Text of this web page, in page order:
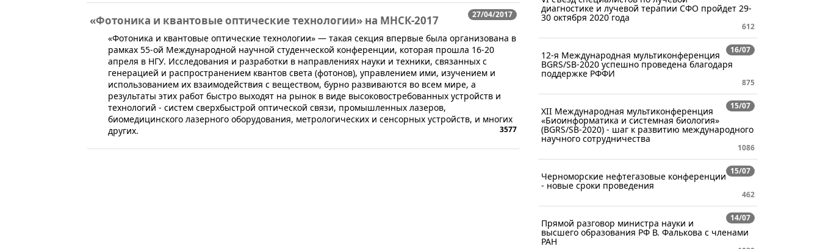
27/04/2017
«Фотоника и квантовые оптические технологии» на МНСК-2017
«Фотоника и квантовые оптические технологии» — такая секция впервые была организована в
рамках 55-ой Международной научной студенческой конференции, которая прошла 16-20
апреля в НГУ. Исследования и разработки в направлениях науки и техники, связанных с
генерацией и распространением квантов света (фотонов), управлением ими, изучением и
использованием их взаимодействия с веществом, бурно развиваются во всем мире, а
результаты этих работ быстро выходят на рынок в виде высоковостребованных устройств и
технологий - систем сверхбыстрой оптической связи, промышленных лазеров,
биомедицинского лазерного оборудования, метрологических и сенсорных устройств, и многих
других.
3577
диагностике и лучевой терапии СФО пройдет 29-
30 октября 2020 года
612
16/07
12-я Международная мультиконференция
BGRS/SB-2020 успешно проведена благодаря
поддержке РФФИ
875
15/07
XII Международная мультиконференция
«Биоинформатика и системная биология»
(BGRS/SB-2020) - шаг к развитию международного
научного сотрудничества
1086
15/07
Черноморские нефтегазовые конференции
- новые сроки проведения
462
14/07
Прямой разговор министра науки и
высшего образования РФ В. Фалькова с членами
РАН